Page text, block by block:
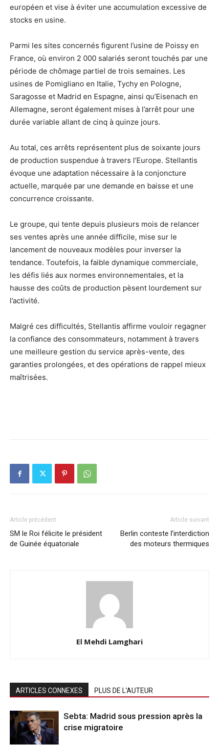
européen et vise à éviter une accumulation excessive de
stocks en usine.
Parmi les sites concernés figurent l’usine de Poissy en
France, où environ 2 000 salariés seront touchés par une
période de chômage partiel de trois semaines. Les
usines de Pomigliano en Italie, Tychy en Pologne,
Saragosse et Madrid en Espagne, ainsi qu’Eisenach en
Allemagne, seront également mises à l’arrêt pour une
durée variable allant de cinq à quinze jours.
Au total, ces arrêts représentent plus de soixante jours
de production suspendue à travers l’Europe. Stellantis
évoque une adaptation nécessaire à la conjoncture
actuelle, marquée par une demande en baisse et une
concurrence croissante.
Le groupe, qui tente depuis plusieurs mois de relancer
ses ventes après une année difficile, mise sur le
lancement de nouveaux modèles pour inverser la
tendance. Toutefois, la faible dynamique commerciale,
les défis liés aux normes environnementales, et la
hausse des coûts de production pèsent lourdement sur
l’activité.
Malgré ces difficultés, Stellantis affirme vouloir regagner
la confiance des consommateurs, notamment à travers
une meilleure gestion du service après-vente, des
garanties prolongées, et des opérations de rappel mieux
maîtrisées.
Article précédent
SM le Roi félicite le président
de Guinée équatoriale
Article suivant
Berlin conteste l’interdiction
des moteurs thermiques
El Mehdi Lamghari
ARTICLES CONNEXES PLUS DE L'AUTEUR
Sebta: Madrid sous pression après la
crise migratoire